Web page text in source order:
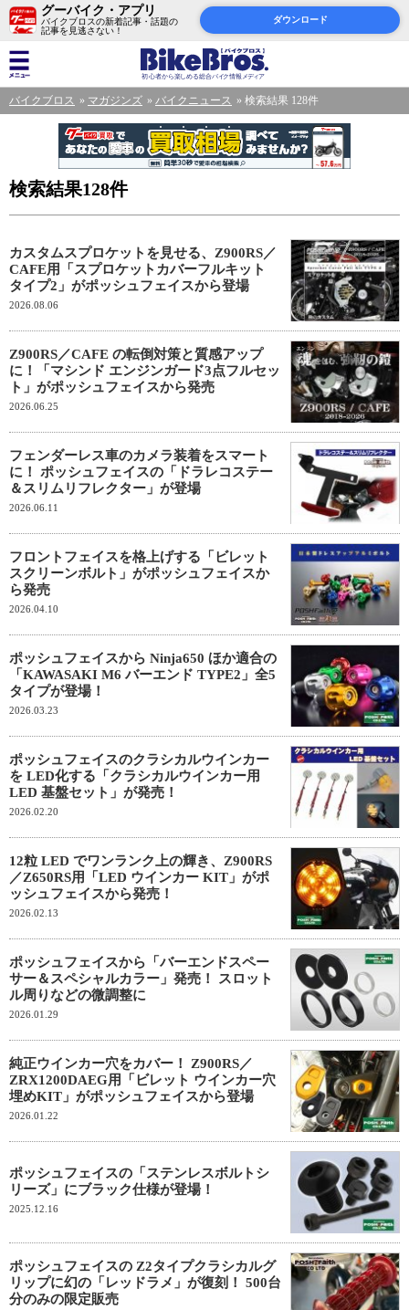
グーバイク・アプリ
バイクブロスの新着記事・話題の
記事を見逃さない！
ダウンロード
バイクブロス マガジンズ バイクニュース 検索結果 128件
検索結果128件
カスタムスプロケットを見せる、Z900RS／
CAFE用「スプロケットカバーフルキット
タイプ2」がポッシュフェイスから登場
2026.08.06
Z900RS／CAFE の転倒対策と質感アップ
に！「マシンド エンジンガード3点フルセッ
ト」がポッシュフェイスから発売
2026.06.25
フェンダーレス車のカメラ装着をスマート
に！ ポッシュフェイスの「ドラレコステー
＆スリムリフレクター」が登場
2026.06.11
フロントフェイスを格上げする「ビレット
スクリーンボルト」がポッシュフェイスか
ら発売
2026.04.10
ポッシュフェイスから Ninja650 ほか適合の
「KAWASAKI M6 バーエンド TYPE2」全5
タイプが登場！
2026.03.23
ポッシュフェイスのクラシカルウインカー
を LED化する「クラシカルウインカー用
LED 基盤セット」が発売！
2026.02.20
12粒 LED でワンランク上の輝き、Z900RS
／Z650RS用「LED ウインカー KIT」がポ
ッシュフェイスから発売！
2026.02.13
ポッシュフェイスから「バーエンドスペー
サー＆スペシャルカラー」発売！ スロット
ル周りなどの微調整に
2026.01.29
純正ウインカー穴をカバー！ Z900RS／
ZRX1200DAEG用「ビレット ウインカー穴
埋めKIT」がポッシュフェイスから登場
2026.01.22
ポッシュフェイスの「ステンレスボルトシ
リーズ」にブラック仕様が登場！
2025.12.16
ポッシュフェイスの Z2タイプクラシカルグ
リップに幻の「レッドラメ」が復刻！ 500台
分のみの限定販売